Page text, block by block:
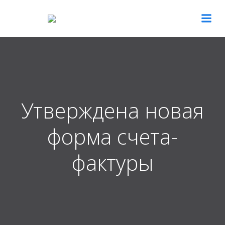
Утверждена новая
форма счета-
фактуры